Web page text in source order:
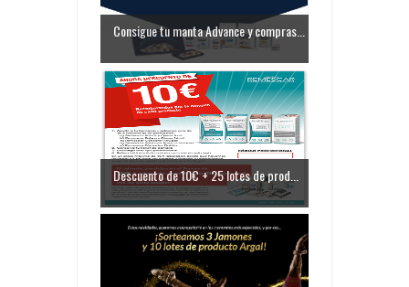
Consigue tu manta Advance y compras...
Descuento de 10€ + 25 lotes de prod...